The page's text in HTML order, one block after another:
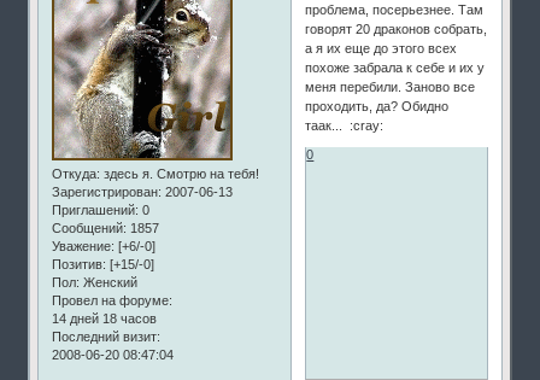
Откуда: здесь я. Смотрю на тебя!
Зарегистрирован: 2007-06-13
Приглашений: 0
Сообщений: 1857
Уважение: [+6/-0]
Позитив: [+15/-0]
Пол: Женский
Провел на форуме:
14 дней 18 часов
Последний визит:
2008-06-20 08:47:04
проблема, посерьезнее. Там
говорят 20 драконов собрать,
а я их еще до этого всех
похоже забрала к себе и их у
меня перебили. Заново все
проходить, да? Обидно
таак... :cray:
0